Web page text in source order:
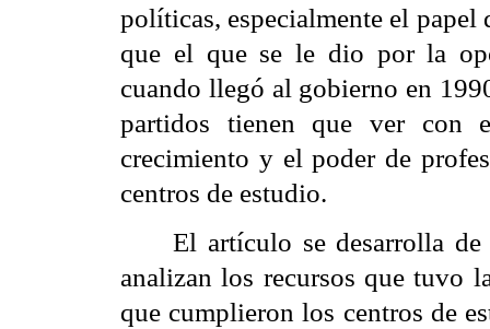
políticas, especialmente el
que el que se le dio por la
cuando llegó al gobierno en
partidos tienen que ver con
crecimiento y el poder de
centros de estudio.
El artículo se desarrolla
analizan los recursos que tuvo
que cumplieron los centros de